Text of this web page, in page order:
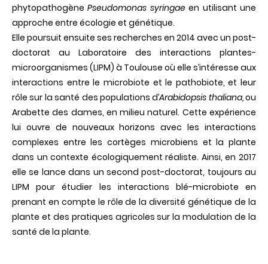
phytopathogènePseudomonas syringaeen utilisant une
approche entre écologie et génétique.
Elle poursuit ensuite ses recherches en 2014 avec un post-
doctorat au Laboratoire des interactions plantes-
microorganismes (LIPM) à Toulouse où elle s’intéresse aux
interactions entre le microbiote et le pathobiote, et leur
rôle sur la santé des populations d’Arabidopsis thaliana,ou
Arabette des dames, en milieu naturel. Cette expérience
lui ouvre de nouveaux horizons avec les interactions
complexes entre les cortèges microbiens et la plante
dans un contexte écologiquement réaliste. Ainsi, en 2017
elle se lance dans un second post-doctorat, toujours au
LIPM pour étudier les interactions blé-microbiote en
prenant en compte le rôle de la diversité génétique de la
plante et des pratiques agricoles sur la modulation de la
santé de la plante.